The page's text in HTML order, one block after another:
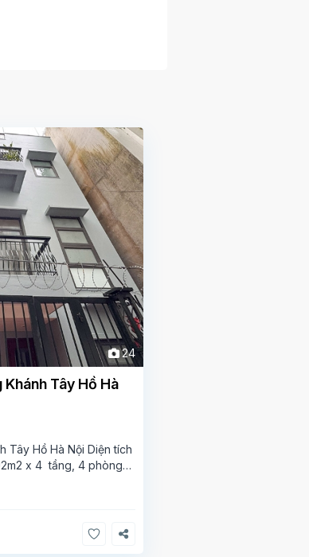
24
Khánh Tây Hồ Hà
Tây Hồ Hà Nội Diện tích
x 4 tầng, 4 phòng
bếp-1wc Tầng 2–
tắm Tầng 3- 2